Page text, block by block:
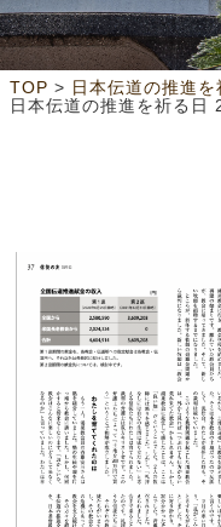
TOP > 日本伝道の推進を